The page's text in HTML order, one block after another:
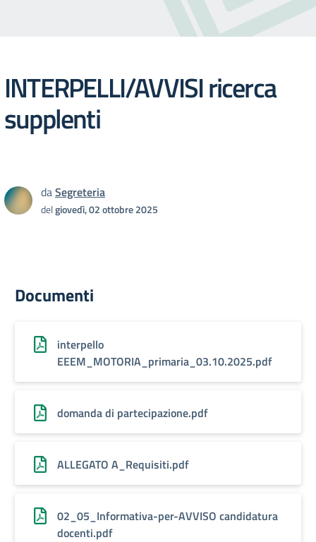
INTERPELLI/AVVISI ricerca
supplenti
daSegreteria
delgiovedì, 02 ottobre 2025
Documenti
interpello
EEEM_MOTORIA_primaria_03.10.2025.pdf
domanda di partecipazione.pdf
ALLEGATO A_Requisiti.pdf
02_05_Informativa-per-AVVISO candidatura
docenti.pdf